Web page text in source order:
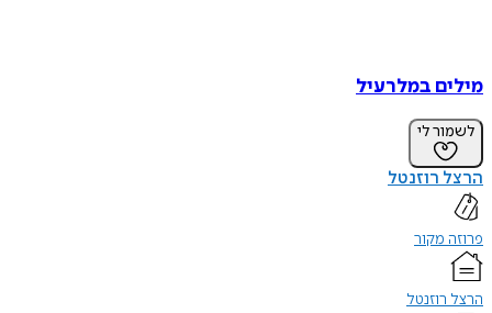
מילים במלרעיל
לשמור לי
הרצל רוזנטל
פרוזה מקור
הרצל רוזנטל